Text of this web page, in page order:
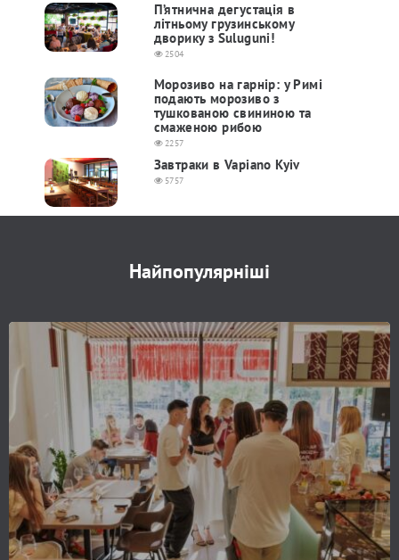
П’ятнична дегустація в
літньому грузинському
дворику з Suluguni!
2504
Морозиво на гарнір: у Римі
подають морозиво з
тушкованою свининою та
смаженою рибою
2257
Завтраки в Vapiano Kyiv
5757
Найпопулярніші